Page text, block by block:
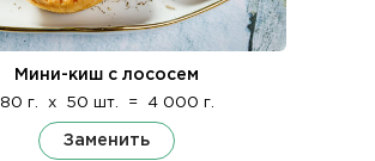
Мини-киш с лососем
80 г. x 50 шт. = 4 000 г.
Заменить